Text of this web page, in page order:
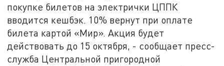
покупке билетов на электрички ЦППК
вводится кешбэк. 10% вернут при оплате
билета картой «Мир». Акция будет
действовать до 15 октября, - сообщает пресс-
служба Центральной пригородной